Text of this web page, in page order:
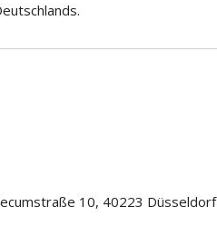
10, 40223 Düsseldorf